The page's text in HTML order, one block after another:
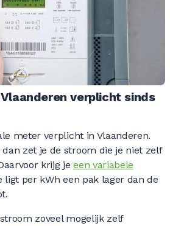
verplicht sinds
meter verplicht in Vlaanderen.
dan zet je de stroom die je niet zelf
krijg jeeen variabele
ligt per kWh een pak lager dan de
zoveel mogelijk zelf